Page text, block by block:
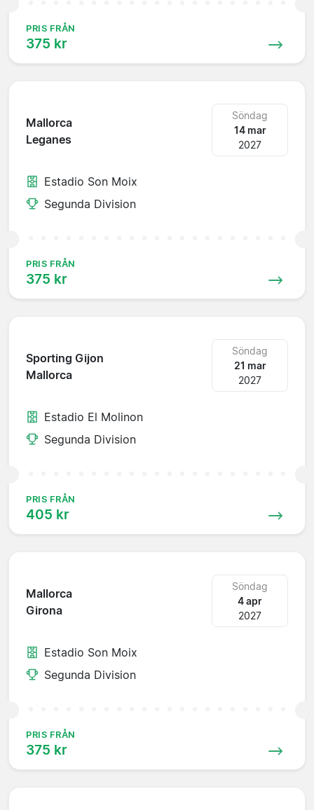
PRIS FRÅN
375 kr
Mallorca
Leganes
Söndag
14 mar
2027
Estadio Son Moix
Segunda Division
PRIS FRÅN
375 kr
Sporting Gijon
Mallorca
Söndag
21 mar
2027
Estadio El Molinon
Segunda Division
PRIS FRÅN
405 kr
Mallorca
Girona
Söndag
4 apr
2027
Estadio Son Moix
Segunda Division
PRIS FRÅN
375 kr